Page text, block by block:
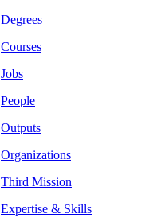
Degrees
Courses
Jobs
People
Outputs
Organizations
Third Mission
Expertise & Skills